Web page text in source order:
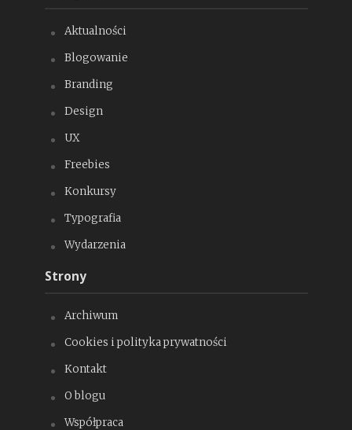
Aktualności
Blogowanie
Branding
Design
UX
Freebies
Konkursy
Typografia
Wydarzenia
Strony
Archiwum
Cookies i polityka prywatności
Kontakt
O blogu
Współpraca